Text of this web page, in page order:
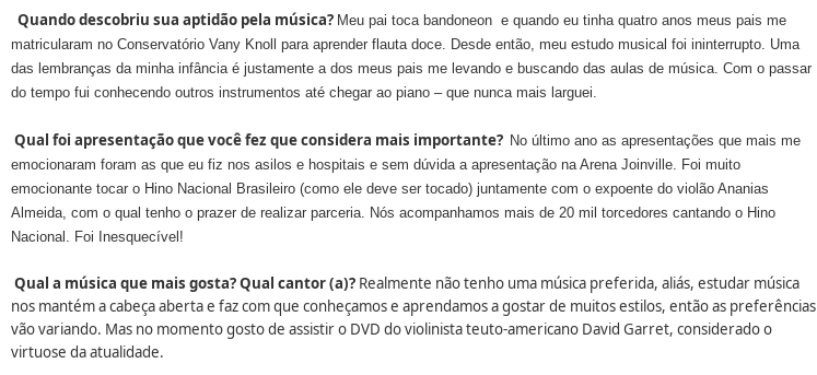
Quando descobriu sua aptidão pela música? Meu pai toca bandoneon e quando eu tinha quatro anos meus pais me
matricularam no Conservatório Vany Knoll para aprender flauta doce. Desde então, meu estudo musical foi ininterrupto. Uma
das lembranças da minha infância é justamente a dos meus pais me levando e buscando das aulas de música. Com o passar
do tempo fui conhecendo outros instrumentos até chegar ao piano – que nunca mais larguei.
Qual foi apresentação que você fez que considera mais importante? No último ano as apresentações que mais me
emocionaram foram as que eu fiz nos asilos e hospitais e sem dúvida a apresentação na Arena Joinville. Foi muito
emocionante tocar o Hino Nacional Brasileiro (como ele deve ser tocado) juntamente com o expoente do violão Ananias
Almeida, com o qual tenho o prazer de realizar parceria. Nós acompanhamos mais de 20 mil torcedores cantando o Hino
Nacional. Foi Inesquecível!
Qual a música que mais gosta? Qual cantor (a)? Realmente não tenho uma música preferida, aliás, estudar música
nos mantém a cabeça aberta e faz com que conheçamos e aprendamos a gostar de muitos estilos, então as preferências
vão variando. Mas no momento gosto de assistir o DVD do violinista teuto-americano David Garret, considerado o
virtuose da atualidade.